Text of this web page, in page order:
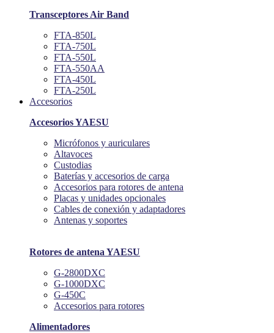
Transceptores Air Band
FTA-850L
FTA-750L
FTA-550L
FTA-550AA
FTA-450L
FTA-250L
Accesorios
Accesorios YAESU
Micrófonos y auriculares
Altavoces
Custodias
Baterías y accesorios de carga
Accesorios para rotores de antena
Placas y unidades opcionales
Cables de conexión y adaptadores
Antenas y soportes
Rotores de antena YAESU
G-2800DXC
G-1000DXC
G-450C
Accesorios para rotores
Alimentadores